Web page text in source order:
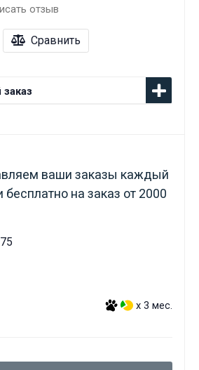
отзыв
Сравнить
ваши заказы каждый
бесплатно на заказ от 2000
x 3 мес.